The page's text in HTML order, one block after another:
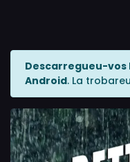
Descarregueu-vos
Android. La